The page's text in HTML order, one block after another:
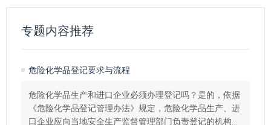
专题内容推荐
危险化学品登记要求与流程
危险化学品生产和进口企业必须办理登记吗？是的，依据
《危险化学品登记管理办法》规定，危险化学品生产、进
口企业应向当地安全生产监督管理部门负责登记的机构办